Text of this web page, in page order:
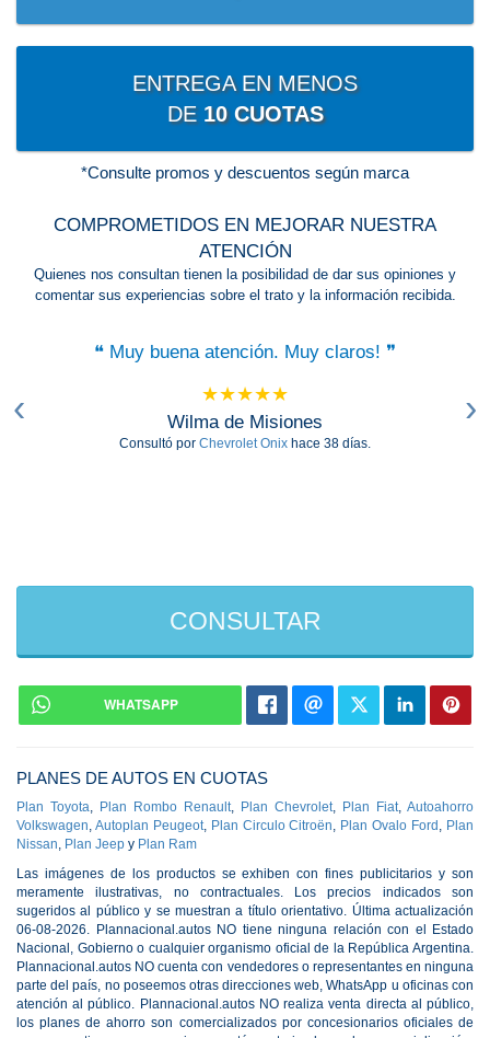
ENTREGA EN MENOS
DE 10 CUOTAS
*Consulte promos y descuentos según marca
COMPROMETIDOS EN MEJORAR NUESTRA
ATENCIÓN
Quienes nos consultan tienen la posibilidad de dar sus opiniones y
comentar sus experiencias sobre el trato y la información recibida.
❝Muchas gracias por la atención y por la
★★★★★
Ángelde Jujuy
‹ ›
CONSULTAR
WHATSAPP
PLANES DE AUTOS EN CUOTAS
Plan Toyota Plan Rombo Renault Plan Chevrolet Plan Fiat Autoahorro
Volkswagen Autoplan Peugeot, Plan Circulo Citroën Plan Ovalo Ford
Plan
Nissan Plan Jeep y Plan Ram
Las imágenes de los productos se exhiben con fines publicitarios y son
meramente ilustrativas, no contractuales. Los precios indicados son
sugeridos al público y se muestran a título orientativo. Última actualización
06-08-2026. Plannacional.autos NO tiene ninguna relación con el Estado
Nacional, Gobierno o cualquier organismo oficial de la República Argentina.
Plannacional.autos NO cuenta con vendedores o representantes en ninguna
parte del país, no poseemos otras direcciones web, WhatsApp u oficinas con
atención al público. Plannacional.autos NO realiza venta directa al público,
los planes de ahorro son comercializados por concesionarios oficiales de